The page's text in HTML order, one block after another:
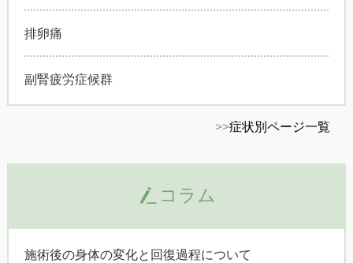
排卵痛
副腎疲労症候群
>>症状別ページ一覧
コラム
施術後の身体の変化と回復過程について